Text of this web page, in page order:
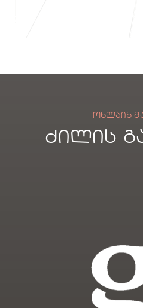
ძილის
ᲝᲜᲚᲐᲘᲜ